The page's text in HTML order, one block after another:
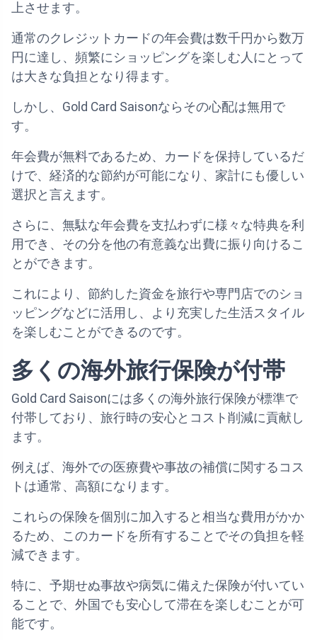
上させます。
通常のクレジットカードの年会費は数千円から数万
円に達し、頻繁にショッピングを楽しむ人にとって
は大きな負担となり得ます。
しかし、Gold Card Saisonならその心配は無用で
す。
年会費が無料であるため、カードを保持しているだ
けで、経済的な節約が可能になり、家計にも優しい
選択と言えます。
さらに、無駄な年会費を支払わずに様々な特典を利
用でき、その分を他の有意義な出費に振り向けるこ
とができます。
これにより、節約した資金を旅行や専門店でのショ
ッピングなどに活用し、より充実した生活スタイル
を楽しむことができるのです。
多くの海外旅行保険が付帯
Gold Card Saisonには多くの海外旅行保険が標準で
付帯しており、旅行時の安心とコスト削減に貢献し
ます。
例えば、海外での医療費や事故の補償に関するコス
トは通常、高額になります。
これらの保険を個別に加入すると相当な費用がかか
るため、このカードを所有することでその負担を軽
減できます。
特に、予期せぬ事故や病気に備えた保険が付いてい
ることで、外国でも安心して滞在を楽しむことが可
能です。